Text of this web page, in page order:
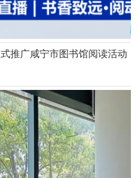
推广咸宁市图书馆阅读活动